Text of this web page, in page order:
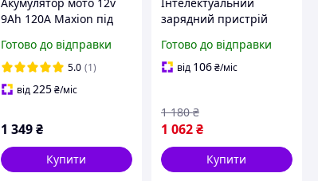
9Ah 120А Maxion під
Готово до відправки
5.0 (1)
від225 ₴/міс
1 349 ₴
Купити
зарядний пристрій
дисплеєм для авто,
мото, AGM, гелевих,
Готово до відправки
від 106₴/міс
1 062₴
1 180 ₴
Купити